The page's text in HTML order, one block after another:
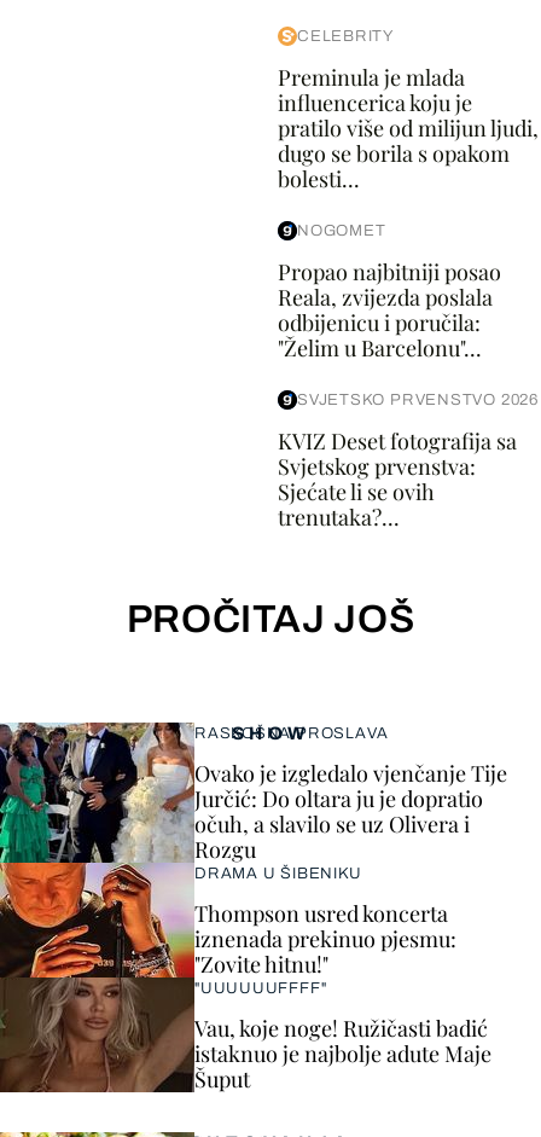
CELEBRITY
Preminula je mlada
influencerica koju je
pratilo više od milijun ljudi,
dugo se borila s opakom
bolesti...
NOGOMET
Propao najbitniji posao
Reala, zvijezda poslala
odbijenicu i poručila:
"Želim u Barcelonu"...
SVJETSKO PRVENSTVO 2026
KVIZ Deset fotografija sa
Svjetskog prvenstva:
Sjećate li se ovih
trenutaka?...
PROČITAJ JOŠ
SHOW
RASKOŠNA PROSLAVA
Ovako je izgledalo vjenčanje Tije
Jurčić: Do oltara ju je dopratio
očuh, a slavilo se uz Olivera i
Rozgu
DRAMA U ŠIBENIKU
Thompson usred koncerta
iznenada prekinuo pjesmu:
"Zovite hitnu!"
"UUUUUUFFFF"
Vau, koje noge! Ružičasti badić
istaknuo je najbolje adute Maje
Šuput